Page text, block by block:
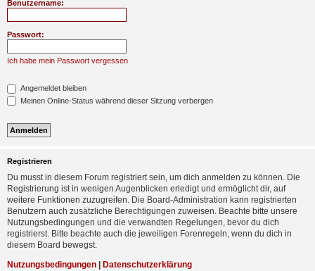
Benutzername:
Passwort:
Ich habe mein Passwort vergessen
Angemeldet bleiben
Meinen Online-Status während dieser Sitzung verbergen
Registrieren
Du musst in diesem Forum registriert sein, um dich anmelden zu können. Die
Registrierung ist in wenigen Augenblicken erledigt und ermöglicht dir, auf
weitere Funktionen zuzugreifen. Die Board-Administration kann registrierten
Benutzern auch zusätzliche Berechtigungen zuweisen. Beachte bitte unsere
Nutzungsbedingungen und die verwandten Regelungen, bevor du dich
registrierst. Bitte beachte auch die jeweiligen Forenregeln, wenn du dich in
diesem Board bewegst.
Nutzungsbedingungen | Datenschutzerklärung